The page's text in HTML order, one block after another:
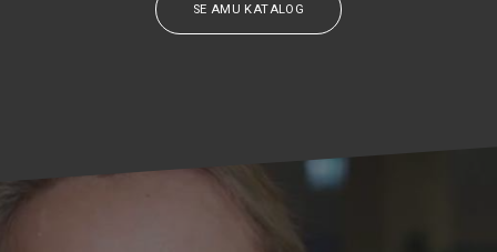
SE AMU KATALOG